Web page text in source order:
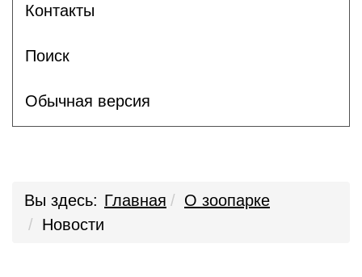
Контакты
Поиск
Обычная версия
Вы здесь: Главная
О зоопарке
Новости